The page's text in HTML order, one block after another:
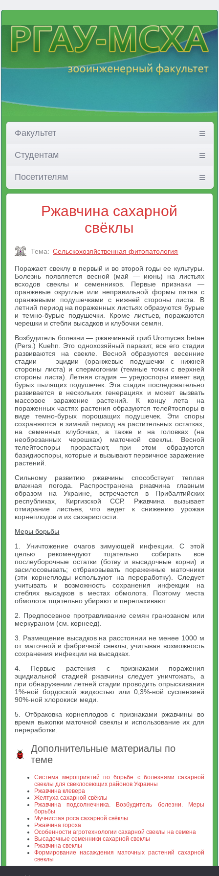
Факультет
Студентам
Посетителям
Ржавчина сахарной
свёклы
Тема: Сельскохозяйственная фитопатология
Поражает свеклу в первый и во второй годы ее культуры.
Болезнь появляется весной (май — июнь) на листьях
всходов свеклы и семенников. Первые признаки —
оранжевые округлые или неправильной формы пятна с
оранжевыми подушечками с нижней стороны листа. В
летний период на пораженных листьях образуются бурые
и темно-бурые подушечки. Кроме листьев, поражаются
черешки и стебли высадков и клубочки семян.
Возбудитель болезни — ржавчинный гриб Uromyces betae
(Pers.) Kuehn. Это однохозяйный паразит, все его стадии
развиваются на свекле. Весной образуются весенние
стадии — эцидии (оранжевые подушечки с нижней
стороны листа) и спермогонии (темные точки с верхней
стороны листа). Летняя стадия — уредоспоры имеет вид
бурых пылящих подушечек. Эта стадия последовательно
развивается в нескольких генерациях и может вызвать
массовое заражение растений. К концу лета на
пораженных частях растения образуются телейтоспоры в
виде темно-бурых порошащих подушечек. Эти споры
сохраняются в зимний период на растительных остатках,
на семенных клубочках, а также и на головках (на
необрезанных черешках) маточной свеклы. Весной
телейтоспоры прорастают, при этом образуются
базидиоспоры, которые и вызывают первичное заражение
растений.
Сильному развитию ржавчины способствует теплая
влажная погода. Распространена ржавчина главным
образом на Украине, встречается в Прибалтийских
республиках, Киргизской ССР. Ржавчина вызывает
отмирание листьев, что ведет к снижению урожая
корнеплодов и их сахаристости.
Меры борьбы
1. Уничтожение очагов зимующей инфекции. С этой
целью рекомендуют тщательно собирать все
послеуборочные остатки (ботву и высадочные корни) и
засилосовывать; отбраковывать пораженные маточники
(эти корнеплоды используют на переработку). Следует
учитывать и возможность сохранения инфекции на
стеблях высадков в местах обмолота. Поэтому места
обмолота тщательно убирают и перепахивают.
2. Предпосевное протравливание семян гранозаном или
меркураном (см. корнеед).
3. Размещение высадков на расстоянии не менее 1000 м
от маточной и фабричной свеклы, учитывая возможность
сохранения инфекции на высадках.
4. Первые растения с признаками поражения
эцидиальной стадией ржавчины следует уничтожать, а
при обнаружении летней стадии проводить опрыскивания
1%-ной бордоской жидкостью или 0,3%-ной суспензией
90%-ной хлорокиси меди.
5. Отбраковка корнеплодов с признаками ржавчины во
время выкопки маточной свеклы и использование их для
переработки.
Дополнительные материалы по
теме
Система мероприятий по борьбе с болезнями сахарной
свеклы для свеклосеющих районов Украины
Ржавчина клевера
Желтуха сахарной свёклы
Ржавчина подсолнечника. Возбудитель болезни. Меры
борьбы
Мучнистая роса сахарной свёклы
Ржавчина гороха
Особенности агротехнологии сахарной свеклы на семена
Высадочные семенники сахарной свеклы
Ржавчина свеклы
Формирование насаждения маточных растений сахарной
свеклы